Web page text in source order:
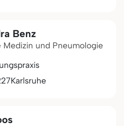
Benz
Medizin und Pneumologie
Karlsruhe